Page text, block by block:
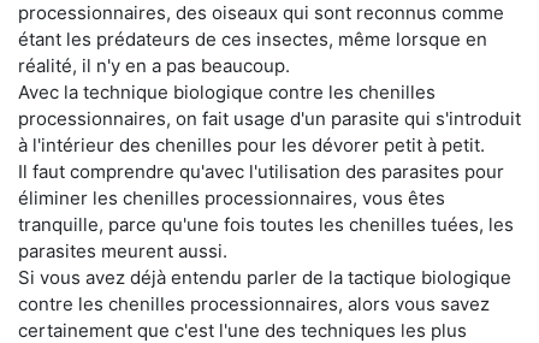
processionnaires, des oiseaux qui sont reconnus comme
étant les prédateurs de ces insectes, même lorsque en
réalité, il n'y en a pas beaucoup.
Avec la technique biologique contre les chenilles
processionnaires, on fait usage d'un parasite qui s'introduit
à l'intérieur des chenilles pour les dévorer petit à petit.
Il faut comprendre qu'avec l'utilisation des parasites pour
éliminer les chenilles processionnaires, vous êtes
tranquille, parce qu'une fois toutes les chenilles tuées, les
parasites meurent aussi.
Si vous avez déjà entendu parler de la tactique biologique
contre les chenilles processionnaires, alors vous savez
certainement que c'est l'une des techniques les plus